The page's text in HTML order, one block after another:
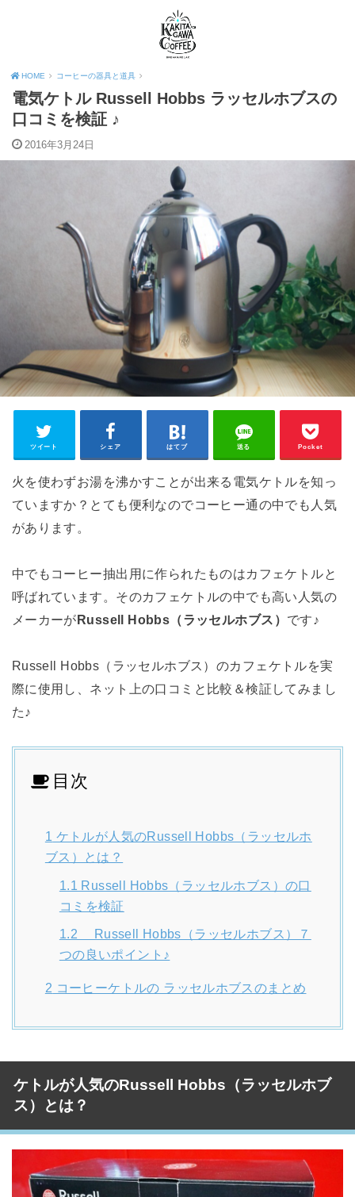
HOME コーヒーの器具と道具
電気ケトル Russell Hobbs ラッセルホブスの
口コミを検証 ♪
2016年3月24日
ツイート シェア はてブ 送る Pocket
火を使わずお湯を沸かすことが出来る電気ケトルを知っ
ていますか？とても便利なのでコーヒー通の中でも人気
があります。
中でもコーヒー抽出用に作られたものはカフェケトルと
呼ばれています。そのカフェケトルの中でも高い人気の
メーカーがRussell Hobbs（ラッセルホブス） です♪
Russell Hobbs（ラッセルホブス）のカフェケトルを実
際に使用し、ネット上の口コミと比較＆検証してみまし
た♪
目次
1 ケトルが人気のRussell Hobbs（ラッセルホ
ブス）とは？
1.1 Russell Hobbs（ラッセルホブス）の口
コミを検証
1.2 Russell Hobbs（ラッセルホブス）７
つの良いポイント♪
2 コーヒーケトルの ラッセルホブスのまとめ
ケトルが人気のRussell Hobbs（ラッセルホブ
ス）とは？